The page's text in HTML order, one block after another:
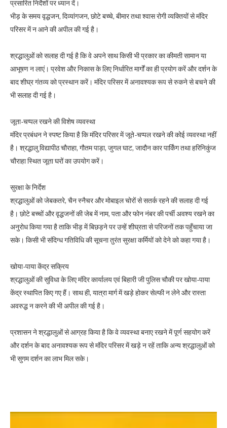
भीड़ के समय वृद्धजन, दिव्यांगजन, छोटे बच्चे, बीमार तथा श्वास रोगी व्यक्तियों से मंदिर
परिसर में न आने की अपील की गई है।
श्रद्धालुओं को सलाह दी गई है कि वे अपने साथ किसी भी प्रकार का कीमती सामान या
आभूषण न लाएं। प्रवेश और निकास के लिए निर्धारित मार्गों का ही प्रयोग करें और दर्शन के
बाद शीघ्र गंतव्य को प्रस्थान करें। मंदिर परिसर में अनावश्यक रूप से रुकने से बचने की
भी सलाह दी गई है।
जूता-चप्पल रखने की विशेष व्यवस्था
मंदिर प्रबंधन ने स्पष्ट किया है कि मंदिर परिसर में जूते-चप्पल रखने की कोई व्यवस्था नहीं
है। श्रद्धालु विद्यापीठ चौराहा, गौतम पाड़ा, जुगल घाट, जादौन कार पार्किंग तथा हरिनिकुंज
चौराहा स्थित जूता घरों का उपयोग करें।
सुरक्षा के निर्देश
श्रद्धालुओं को जेबकतरे, चैन स्नैचर और मोबाइल चोरों से सतर्क रहने की सलाह दी गई
है। छोटे बच्चों और वृद्धजनों की जेब में नाम, पता और फोन नंबर की पर्ची अवश्य रखने का
अनुरोध किया गया है ताकि भीड़ में बिछड़ने पर उन्हें शीघ्रता से परिजनों तक पहुँचाया जा
सके। किसी भी संदिग्ध गतिविधि की सूचना तुरंत सुरक्षा कर्मियों को देने को कहा गया है।
खोया-पाया केंद्र सक्रिय
श्रद्धालुओं की सुविधा के लिए मंदिर कार्यालय एवं बिहारी जी पुलिस चौकी पर खोया-पाया
केंद्र स्थापित किए गए हैं। साथ ही, यात्रा मार्ग में खड़े होकर सेल्फी न लेने और रास्ता
अवरुद्ध न करने की भी अपील की गई है।
प्रशासन ने श्रद्धालुओं से आग्रह किया है कि वे व्यवस्था बनाए रखने में पूर्ण सहयोग करें
और दर्शन के बाद अनावश्यक रूप से मंदिर परिसर में खड़े न रहें ताकि अन्य श्रद्धालुओं को
भी सुगम दर्शन का लाभ मिल सके।